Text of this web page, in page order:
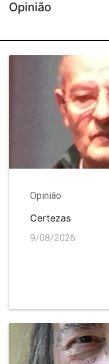
Opinião
Opinião
Certezas
9/08/2026